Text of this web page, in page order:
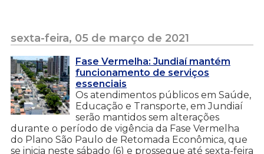
sexta-feira, 05 de março de 2021
Fase Vermelha: Jundiaí mantém
funcionamento de serviços
essenciais
Os atendimentos públicos em Saúde,
Educação e Transporte, em Jundiaí
serão mantidos sem alterações
durante o período de vigência da Fase Vermelha
do Plano São Paulo de Retomada Econômica, que
se inicia neste sábado (6) e prossegue até sexta-feira